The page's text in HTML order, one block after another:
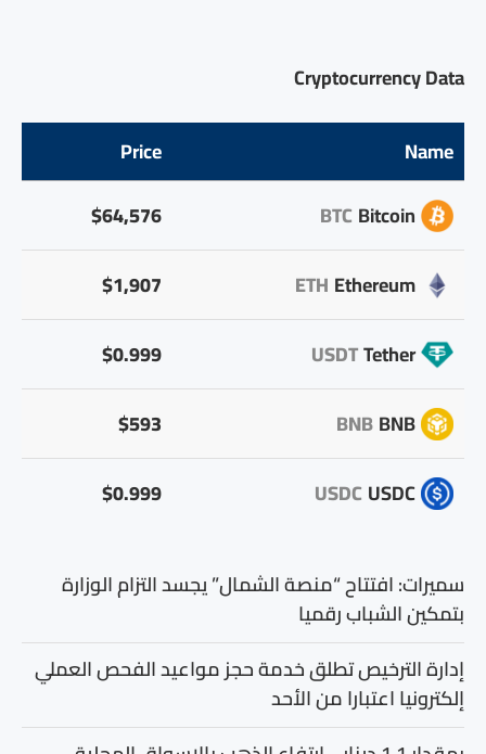
Cryptocurrency Data
Name
Price
Bitcoin
BTC
$64,576
Ethereum
ETH
$1,907
Tether
USDT
$0.999
BNB
BNB
$593
USDC
USDC
$0.999
سميرات: افتتاح “منصة الشمال” يجسد التزام الوزارة
بتمكين الشباب رقميا
إدارة الترخيص تطلق خدمة حجز مواعيد الفحص العملي
إلكترونيا اعتبارا من الأحد